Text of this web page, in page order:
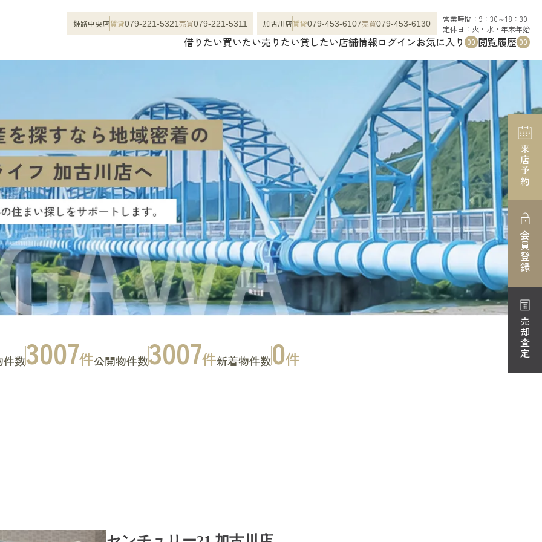
姫路中央店賃貸079-221-5321売買079-221-5311 加古川店賃貸079-453-6107売買079-453-6130
営業時間：9：30～18：30
定休日：火・水・年末年始
借りたい買いたい売りたい貸したい店舗情報ログインお気に入り 00 閲覧履歴 00
件数3007件公開物件数3007件新着物件数0件
来店予約
会員登録
売却査定